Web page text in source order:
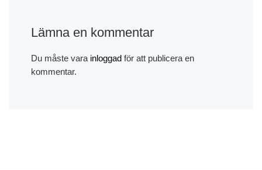
Lämna en kommentar
Du måste vara inloggadför att publicera en
kommentar.